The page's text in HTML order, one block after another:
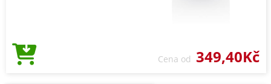
Cena od 349,40Kč